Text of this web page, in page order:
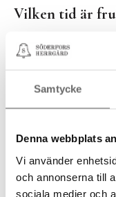
Samtycke
Denna webbplats
Vi använder
och annonserna till
sociala medier och
Vilken tid är
Vilka är din
Vilka är in- och
Vilka typer av